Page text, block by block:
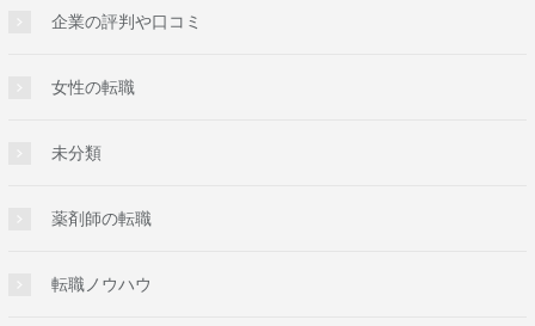
企業の評判や口コミ
女性の転職
未分類
薬剤師の転職
転職ノウハウ